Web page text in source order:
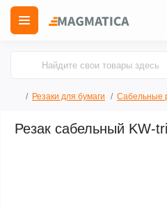
Резаки для бумаги Сабельные
Резак сабельный KW-